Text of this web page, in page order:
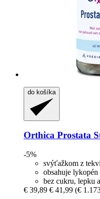
do košíka
Orthica Prostata
-5%
svýťažkom z
obsahuje
bez cukru, lepku
€ 39,89 € 41,99 (€